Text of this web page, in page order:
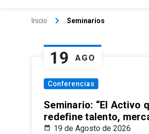
Inicio keyboard_arrow_right Seminarios
19 AGO
Conferencias
Seminario: “El Activo
redefine talento,
19 de Agosto de 2026